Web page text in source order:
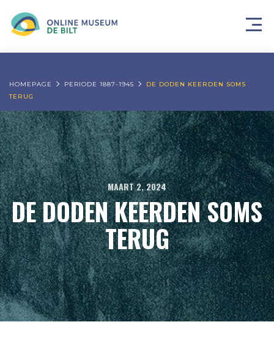
HOMEPAGE PERIODE 1887-1945
DE DODEN KEERDEN SOMS
TERUG
MAART 2, 2024
DE DODEN KEERDEN SOMS
TERUG